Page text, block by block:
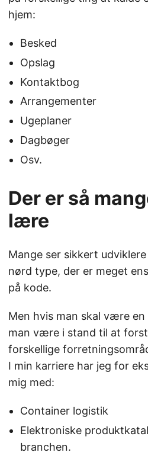
hjem:
Besked
Opslag
Kontaktbog
Arrangementer
Ugeplaner
Dagbøger
Osv.
Der er så
lære
Mange ser sikkert
nørd type, der er meget
på kode.
Men hvis man skal være en
man være i stand til at
forskellige
I min karriere har jeg for
mig med:
Container logistik
Elektroniske
branchen.